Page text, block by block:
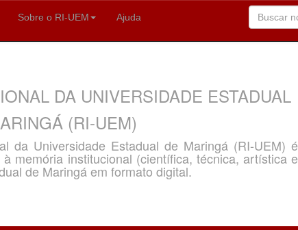
Sobre o RI-UEM Ajuda
DA UNIVERSIDADE ESTADUAL
(RI-UEM)
da Universidade Estadual de Maringá (RI-UEM) é
memória institucional (científica, técnica, artística e
de Maringá em formato digital.